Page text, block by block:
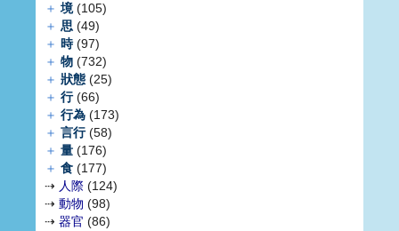
＋ 境(105)
＋ 思 (49)
＋ 時(97)
＋ 物 (732)
＋ 狀態 (25)
＋ 行(66)
＋ 行為 (173)
＋ 言行(58)
＋ 量 (176)
＋ 食 (177)
⇢ 人際 (124)
⇢ 動物 (98)
⇢ 器官 (86)